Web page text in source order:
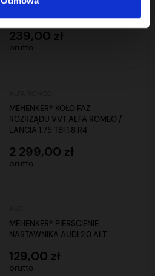
NASTAWNIKA VVT MERCEDES
239,00 zł
brutto
MEHENKER® KOŁO FAZ
ROZRZĄDU VVT ALFA ROMEO /
LANCIA 1.75 TBI 1.8 R4
2 299,00 zł
brutto
MEHENKER® PIERŚCIENIE
NASTAWNIKA AUDI 2.0 ALT
129,00 zł
brutto